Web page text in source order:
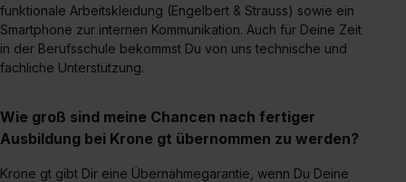
funktionale Arbeitskleidung (Engelbert & Strauss) sowie ein
Smartphone zur internen Kommunikation. Auch für Deine Zeit
in der Berufsschule bekommst Du von uns technische und
fachliche Unterstützung.
Wie groß sind meine Chancen nach fertiger
Ausbildung bei Krone gt übernommen zu werden?
Krone gt gibt Dir eine Übernahmegarantie, wenn Du Deine